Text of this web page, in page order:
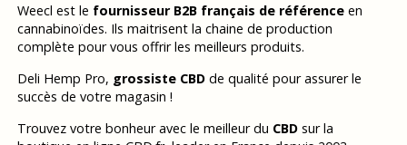
Weecl est le fournisseur B2B français de référenceen
cannabinoïdes. Ils maitrisent la chaine de production
complète pour vous offrir les meilleurs produits.
Deli Hemp Pro, grossiste CBDde qualité pour assurer le
succès de votre magasin !
Trouvez votre bonheur avec le meilleur du CBDsur la